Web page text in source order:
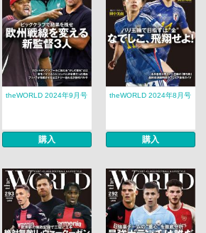
theWORLD 2024年9月号
購入
theWORLD 2024年8月号
購入